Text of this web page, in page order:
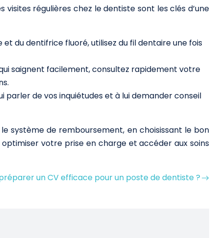
régulières chez le dentiste sont les clés d’une
du dentifrice fluoré, utilisez du fil dentaire une fois
saignent facilement, consultez rapidement votre
de vos inquiétudes et à lui demander conseil
système de remboursement, en choisissant le bon
votre prise en charge et accéder aux soins
un CV efficace pour un poste de dentiste ?